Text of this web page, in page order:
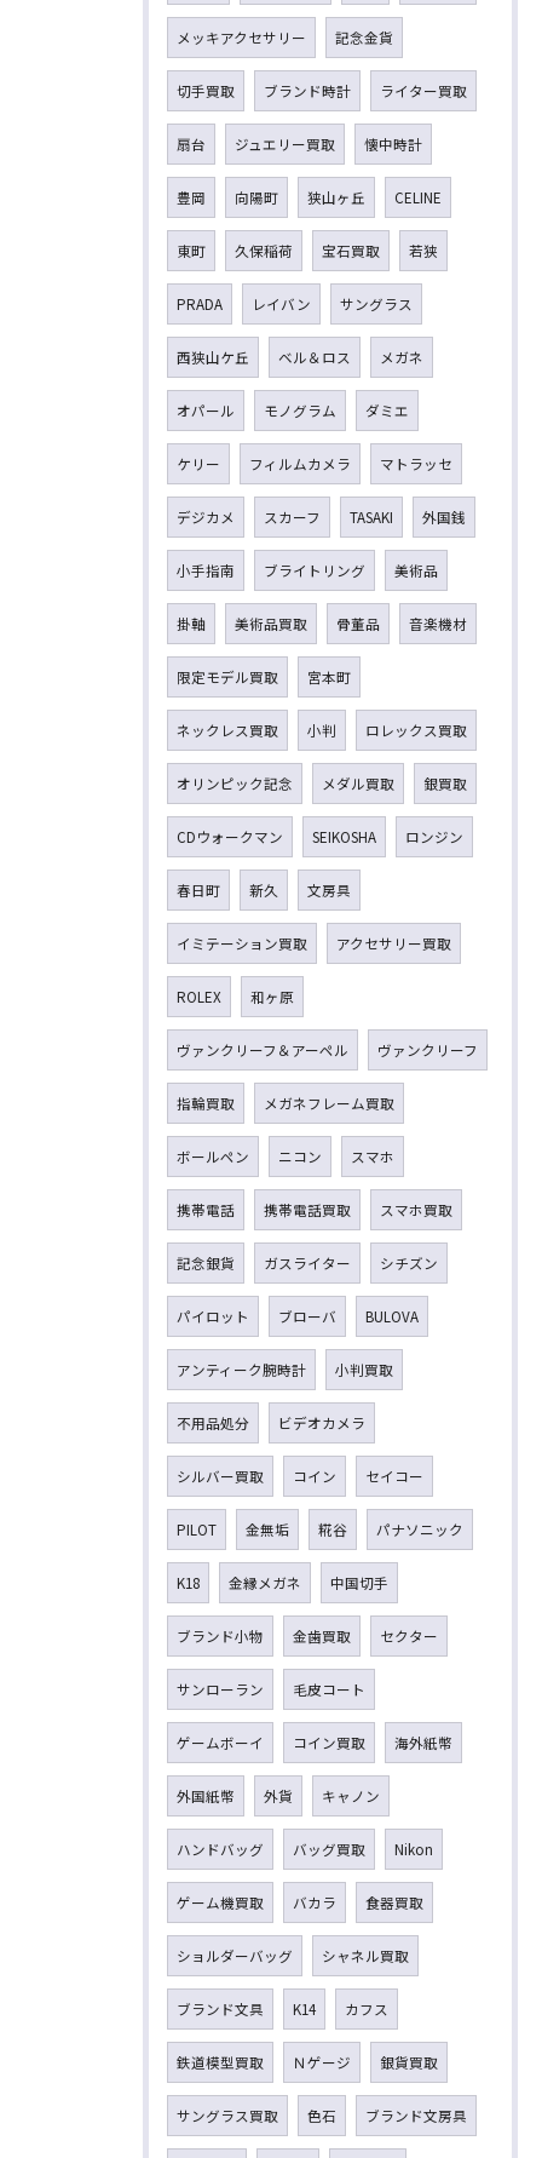
メッキアクセサリー 記念金貨
切手買取 ブランド時計 ライター買取
扇台 ジュエリー買取 懐中時計
豊岡 向陽町 狭山ヶ丘 CELINE
東町 久保稲荷 宝石買取 若狭
PRADA レイバン サングラス
西狭山ケ丘 ベル＆ロス メガネ
オパール モノグラム ダミエ
ケリー フィルムカメラ マトラッセ
デジカメ スカーフ TASAKI 外国銭
小手指南 ブライトリング 美術品
掛軸 美術品買取 骨董品 音楽機材
限定モデル買取 宮本町
ネックレス買取 小判 ロレックス買取
オリンピック記念 メダル買取 銀買取
CDウォークマン SEIKOSHA ロンジン
春日町 新久 文房具
イミテーション買取 アクセサリー買取
ROLEX 和ヶ原
ヴァンクリーフ＆アーペル ヴァンクリーフ
指輪買取 メガネフレーム買取
ボールペン ニコン スマホ
携帯電話 携帯電話買取 スマホ買取
記念銀貨 ガスライター シチズン
パイロット ブローバ BULOVA
アンティーク腕時計 小判買取
不用品処分 ビデオカメラ
シルバー買取 コイン セイコー
PILOT 金無垢 糀谷 パナソニック
K18 金縁メガネ 中国切手
ブランド小物 金歯買取 セクター
サンローラン 毛皮コート
ゲームボーイ コイン買取 海外紙幣
外国紙幣 外貨 キャノン
ハンドバッグ バッグ買取 Nikon
ゲーム機買取 バカラ 食器買取
ショルダーバッグ シャネル買取
ブランド文具 K14 カフス
鉄道模型買取 Ｎゲージ 銀貨買取
サングラス買取 色石 ブランド文房具